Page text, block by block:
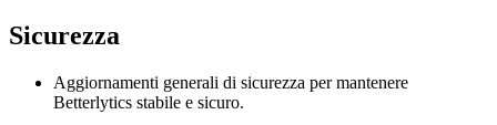
Sicurezza
Aggiornamenti generali di sicurezza per mantenere
Betterlytics stabile e sicuro.